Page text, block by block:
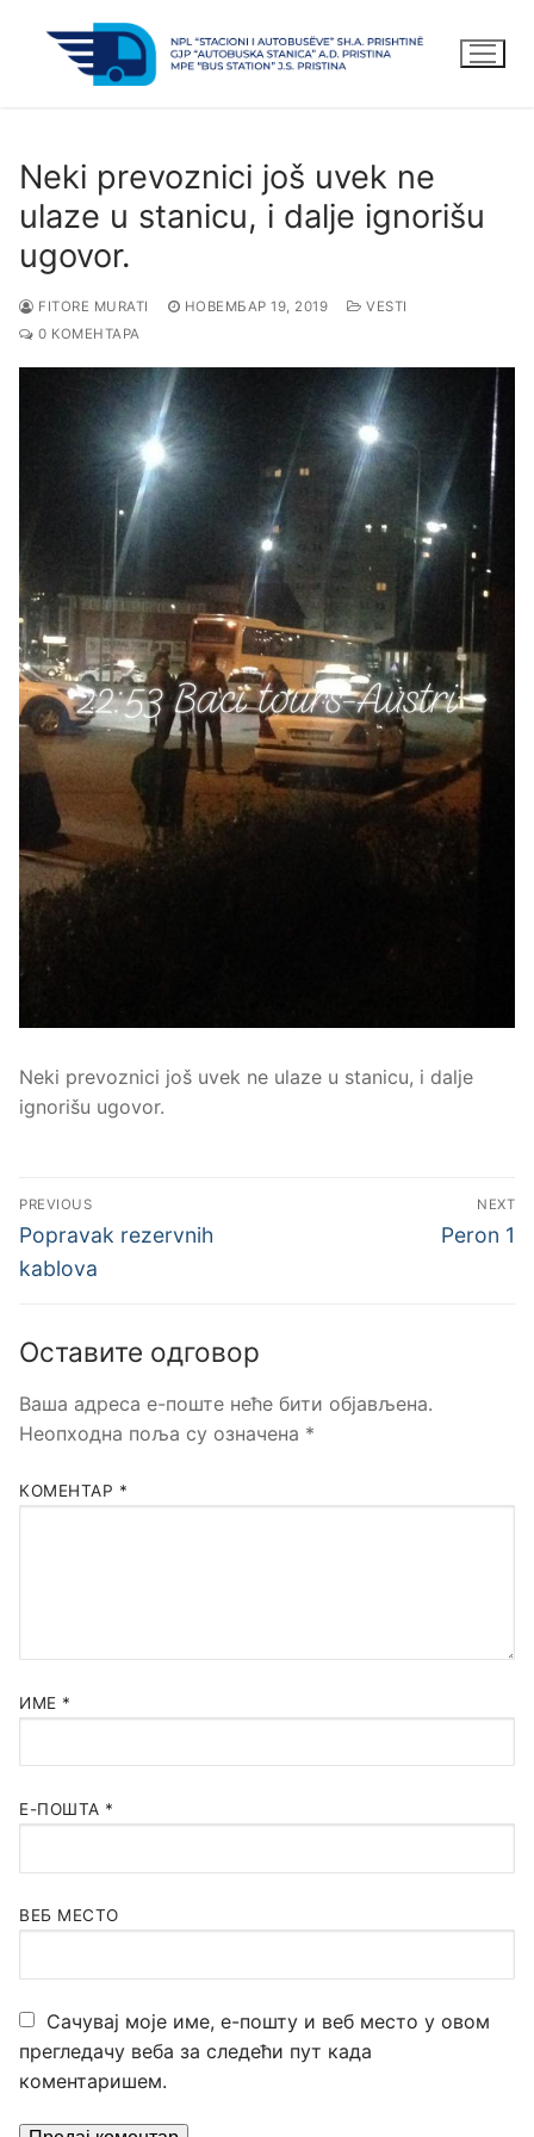
садржаја
Neki prevoznici još uvek ne
ulaze u stanicu, i dalje ignorišu
ugovor.
FITORE MURATI НОВЕМБАР 19, 2019
VESTI
0 КОМЕНТАРА
Neki prevoznici još uvek ne ulaze u stanicu, i dalje
ignorišu ugovor.
Кретање
чланка
PREVIOUS
Previous
post:
Popravak rezervnih
kablova
NEXT
Next
Peron 1
Оставите одговор
Ваша адреса е-поште неће бити објављена.
Неопходна поља су означена *
КОМЕНТАР *
ИМЕ *
Е-ПОШТА *
ВЕБ МЕСТО
Сачувај моје име, е-пошту и веб место у овом
прегледачу веба за следећи пут када
коментаришем.